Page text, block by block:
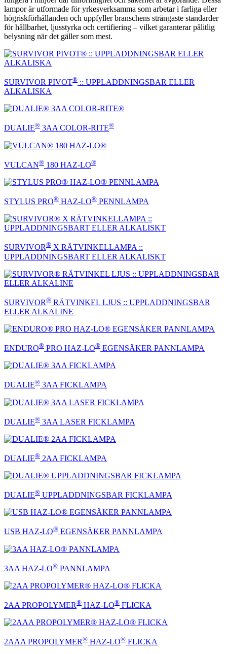
lampor är utformade för yrkesverksamma som arbetar i farliga eller
högriskförhållanden och uppfyller branschens strängaste standarder
för hållbarhet, ljusstyrka och certifiering – vilket garanterar pålitlig
belysning när det gäller som mest.
SURVIVOR PIVOT® :: UPPLADDNINGSBAR ELLER
ALKALISKA
DUALIE® 3AA COLOR-RITE®
VULCAN® 180 HAZ-LO®
STYLUS PRO® HAZ-LO® PENNLAMPA
SURVIVOR® X RÄTVINKELLAMPA ::
UPPLADDNINGSBART ELLER ALKALISKT
SURVIVOR® RÄTVINKEL LJUS :: UPPLADDNINGSBAR
ELLER ALKALINE
ENDURO® PRO HAZ-LO® EGENSÄKER PANNLAMPA
DUALIE® 3AA FICKLAMPA
DUALIE® 3AA LASER FICKLAMPA
DUALIE® 2AA FICKLAMPA
DUALIE® UPPLADDNINGSBAR FICKLAMPA
USB HAZ-LO® EGENSÄKER PANNLAMPA
3AA HAZ-LO® PANNLAMPA
2AA PROPOLYMER® HAZ-LO® FLICKA
2AAA PROPOLYMER® HAZ-LO® FLICKA